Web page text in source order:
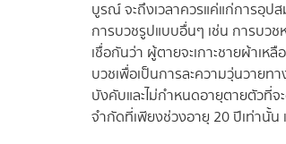
บูรณ์ จะถึงเวลาควรแค่แก่การอุป
การบวชรูปแบบอื่นๆ เช่น การบว
เชื่อกันว่า ผู้ตายจะเกาะชายผ้าเ
บวชเพื่อเป็นการละความวุ่นวายทา
บังคับและไม่กำหนดอายุตายตัวที่จ
จำกัดที่เพียงช่วงอายุ 20 ปีเท่านั้